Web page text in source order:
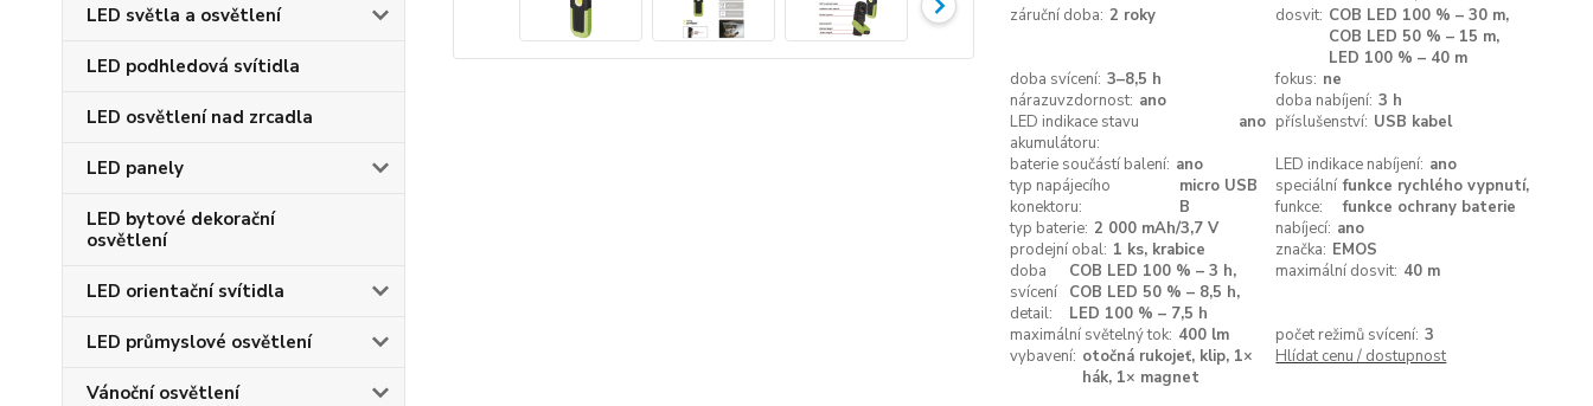
LED světla a osvětlení
LED podhledová svítidla
LED osvětlení nad zrcadla
LED panely
LED bytové dekorační
osvětlení
LED orientační svítidla
LED průmyslové osvětlení
Vánoční osvětlení
záruční doba: 2 roky dosvit: COB LED 100 % – 30 m,
COB LED 50 % – 15 m,
LED 100 % – 40 m
doba svícení: 3–8,5 h fokus: ne
nárazuvzdornost: ano doba nabíjení: 3 h
LED indikace stavu
akumulátoru:
ano příslušenství: USB kabel
baterie součástí balení: ano LED indikace nabíjení: ano
typ napájecího
konektoru:
micro USB
B
speciální
funkce:
funkce rychlého vypnutí,
funkce ochrany baterie
typ baterie: 2 000 mAh/3,7 V nabíjecí: ano
prodejní obal: 1 ks, krabice značka: EMOS
doba
svícení
detail:
COB LED 100 % – 3 h,
COB LED 50 % – 8,5 h,
LED 100 % – 7,5 h
maximální dosvit: 40 m
maximální světelný tok: 400 lm počet režimů svícení: 3
vybavení: otočná rukojeť, klip, 1×
hák, 1× magnet
Hlídat cenu / dostupnost